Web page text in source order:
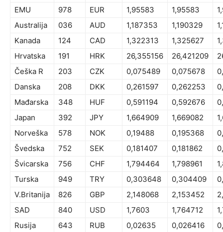
EMU
978 EUR 1,95583 1,95583
Australija
036 AUD 1,187353 1,190329
Kanada
124 CAD 1,322313 1,325627
Hrvatska
191 HRK 26,355156 26,421209
Češka R
203 CZK 0,075489 0,075678
Danska
208 DKK 0,261597 0,262253
Mađarska
348 HUF 0,591194 0,592676
Japan
392 JPY 1,664909 1,669082
Norveška
578 NOK 0,19488 0,195368
Švedska
752 SEK 0,181407 0,181862
Švicarska
756 CHF 1,794464 1,798961
Turska
949 TRY 0,303648 0,304409
V.Britanija
826 GBP 2,148068 2,153452
SAD
840 USD 1,7603 1,764712
Rusija
643 RUB 0,02635 0,026416